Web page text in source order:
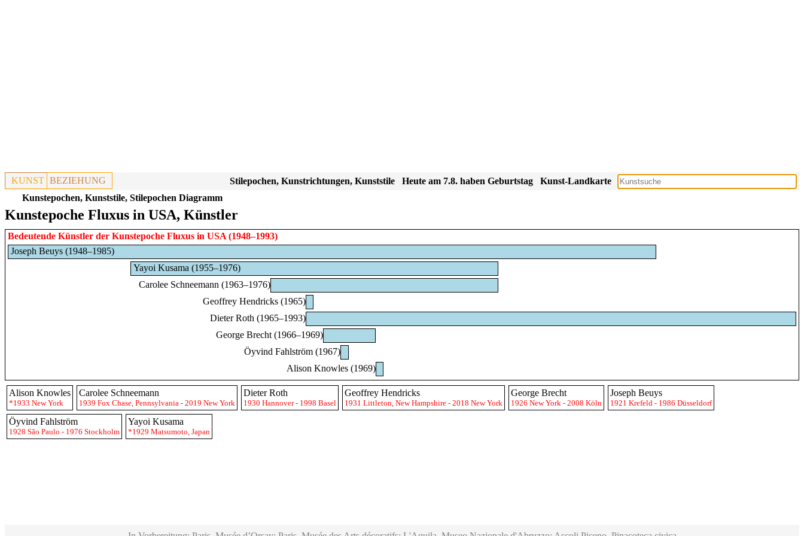
KUNST BEZIEHUNG Kunst-Landkarte
Heute am 7.8. haben Geburtstag
Stilepochen, Kunstrichtungen, Kunststile
Kunstepochen, Kunststile, Stilepochen Diagramm
Kunstepoche Fluxus in USA, Künstler
Bedeutende Künstler der Kunstepoche Fluxus in USA (1948–1993)
Joseph Beuys (1948–1985)
Yayoi Kusama (1955–1976)
Carolee Schneemann (1963–1976)
Geoffrey Hendricks (1965)
Dieter Roth (1965–1993)
George Brecht (1966–1969)
Öyvind Fahlström (1967)
Alison Knowles (1969)
Alison Knowles
*1933 New York
Carolee Schneemann
1939 Fox Chase, Pennsylvania - 2019 New York
Dieter Roth
1930 Hannover - 1998 Basel
Geoffrey Hendricks
1931 Littleton, New Hampshire - 2018 New York
George Brecht
1926 New York - 2008 Köln
Joseph Beuys
1921 Krefeld - 1986 Düsseldorf
Öyvind Fahlström
1928 São Paulo - 1976 Stockholm
Yayoi Kusama
*1929 Matsumoto, Japan